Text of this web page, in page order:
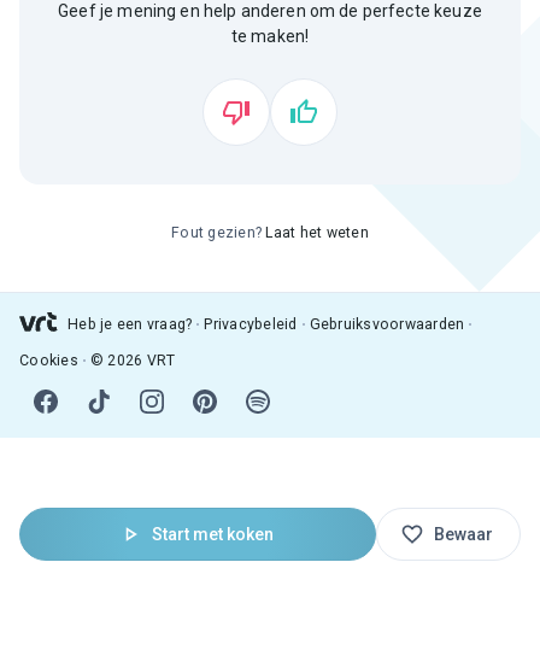
Start met koken Bewaar
Geef je mening en help anderen om de perfecte keuze
te maken!
Fout gezien? Laat het weten
Heb je een vraag? Privacybeleid Gebruiksvoorwaarden
Cookies © 2026 VRT